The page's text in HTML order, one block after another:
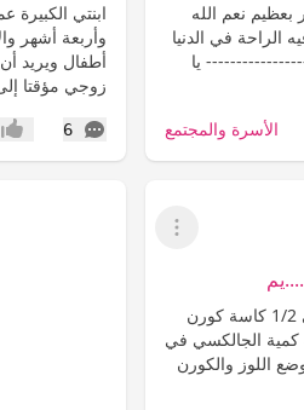
نعم الله
الراحة في الدنيا
يا
الأسرة والمجتمع
وأربعة أشهر
أطفال ويريد
زوجي مؤقتا
6
التعليقات
عرض القائمة
طريقة سهلة ولذيذة جدا المقادير : 6 عبوات من الجالكسي 1/2 كاسة كورن
لوز محمص مجروش 1- تذوب كمية الجالكسي في
حتى لاتحترق اذا وضعت على النار مباشرة 2-يوضع اللوز والكورن